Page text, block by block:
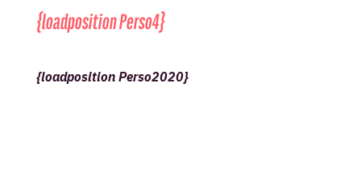
{loadposition Perso4}
{loadposition Perso2020}